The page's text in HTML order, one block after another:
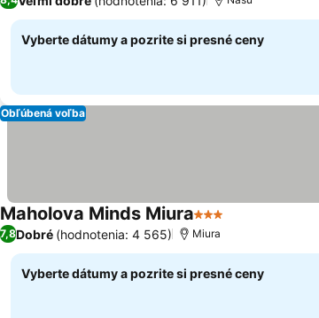
Vyberte dátumy a pozrite si presné ceny
Obľúbená voľba
Maholova Minds Miura3 Počet hviezdičiek
7,8Dobré (hodnotenia: 4 565) Miura
Vyberte dátumy a pozrite si presné ceny